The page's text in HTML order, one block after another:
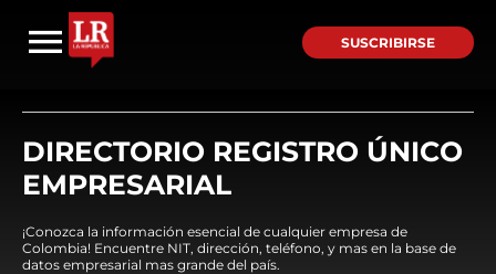
SUSCRIBIRSE
DIRECTORIO REGISTRO ÚNICO
EMPRESARIAL
¡Conozca la información esencial de cualquier empresa de
Colombia! Encuentre NIT, dirección, teléfono, y mas en la base de
datos empresarial mas grande del país.